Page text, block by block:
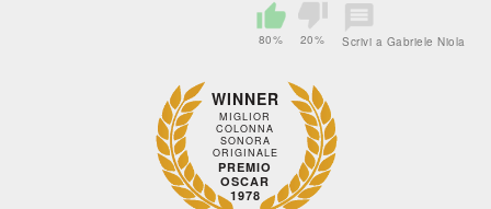
80% 20% Scrivi a Gabriele Niola
WINNER
MIGLIOR
COLONNA
SONORA
ORIGINALE
PREMIO
OSCAR
1978